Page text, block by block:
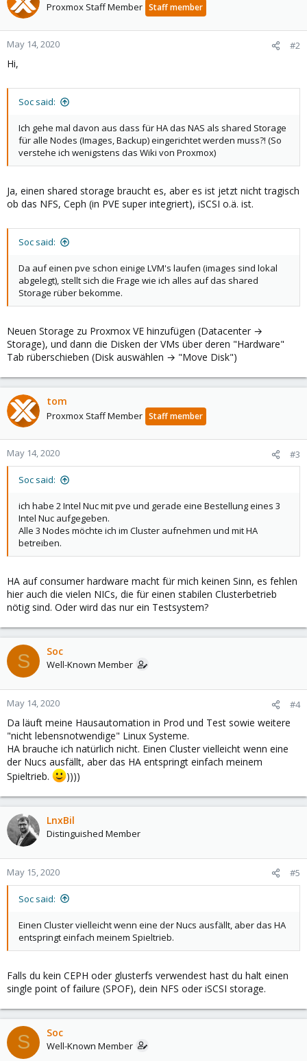
Proxmox Staff Member Staff member
May 14, 2020 #2
Hi,
Soc said:
Ich gehe mal davon aus dass für HA das NAS als shared Storage
für alle Nodes (Images, Backup) eingerichtet werden muss?! (So
verstehe ich wenigstens das Wiki von Proxmox)
Ja, einen shared storage braucht es, aber es ist jetzt nicht tragisch
ob das NFS, Ceph (in PVE super integriert), iSCSI o.ä. ist.
Soc said:
Da auf einen pve schon einige LVM's laufen (images sind lokal
abgelegt), stellt sich die Frage wie ich alles auf das shared
Storage rüber bekomme.
Neuen Storage zu Proxmox VE hinzufügen (Datacenter →
Storage), und dann die Disken der VMs über deren "Hardware"
Tab rüberschieben (Disk auswählen → "Move Disk")
tom
Proxmox Staff Member Staff member
May 14, 2020 #3
Soc said:
ich habe 2 Intel Nuc mit pve und gerade eine Bestellung eines 3
Intel Nuc aufgegeben.
Alle 3 Nodes möchte ich im Cluster aufnehmen und mit HA
betreiben.
HA auf consumer hardware macht für mich keinen Sinn, es fehlen
hier auch die vielen NICs, die für einen stabilen Clusterbetrieb
nötig sind. Oder wird das nur ein Testsystem?
S Soc
Well-Known Member
May 14, 2020 #4
Da läuft meine Hausautomation in Prod und Test sowie weitere
"nicht lebensnotwendige" Linux Systeme.
HA brauche ich natürlich nicht. Einen Cluster vielleicht wenn eine
der Nucs ausfällt, aber das HA entspringt einfach meinem
Spieltrieb.
))))
LnxBil
Distinguished Member
May 15, 2020 #5
Soc said:
Einen Cluster vielleicht wenn eine der Nucs ausfällt, aber das HA
entspringt einfach meinem Spieltrieb.
Falls du kein CEPH oder glusterfs verwendest hast du halt einen
single point of failure (SPOF), dein NFS oder iSCSI storage.
S Soc
Well-Known Member